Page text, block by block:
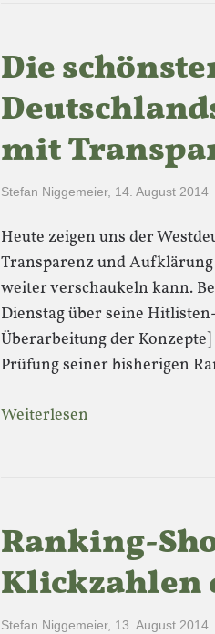
Die
mit
Stefan Niggemeier, 14. August 2014
Heute zeigen uns der
Transparenz und
weiter verschaukeln kann.
Dienstag über seine
Überarbeitung der
Prüfung seiner bisherigen
Weiterlesen
Ranking-
Klickzahlen
Stefan Niggemeier, 13. August 2014